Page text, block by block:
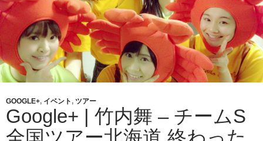
GOOGLE+, イベント , ツアー
Google+ | 竹内舞 – チームS